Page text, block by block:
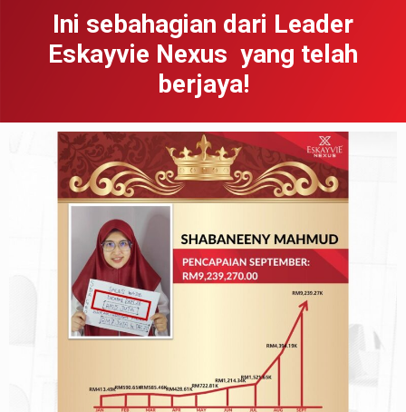
Ini sebahagian dari Leader
Eskayvie Nexus yang telah
berjaya!